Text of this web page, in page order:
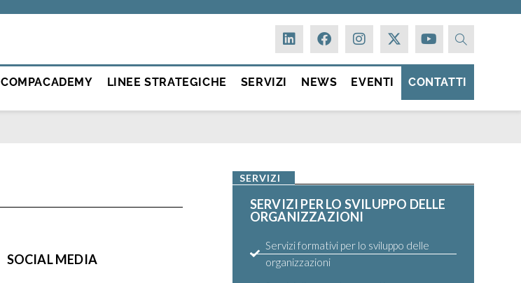
COMPACADEMY LINEE STRATEGICHE SERVIZI NEWS EVENTI CONTATTI
SOCIAL MEDIA
SERVIZI
SERVIZI PER LO SVILUPPO DELLE
ORGANIZZAZIONI
Servizi formativi per lo sviluppo delle
organizzazioni